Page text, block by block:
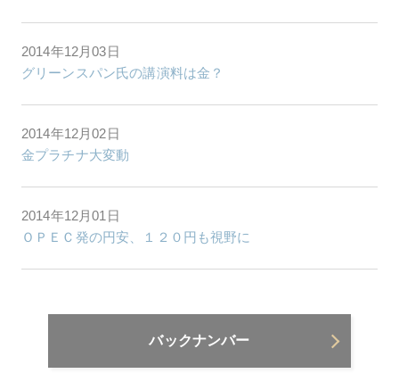
2014年12月03日
グリーンスパン氏の講演料は金？
2014年12月02日
金プラチナ大変動
2014年12月01日
ＯＰＥＣ発の円安、１２０円も視野に
バックナンバー